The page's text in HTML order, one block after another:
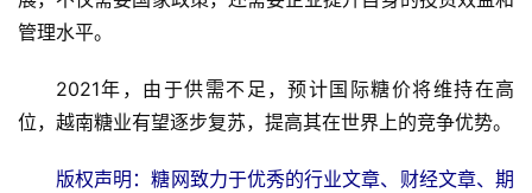
业
管理水平。
2021年，由于供需不足，预计国际糖价将维持在高
位，越南糖业有望逐步复苏，提高其在世界上的竞争优势。
版权声明：糖网致力于优秀的行业文章、财经文章、期